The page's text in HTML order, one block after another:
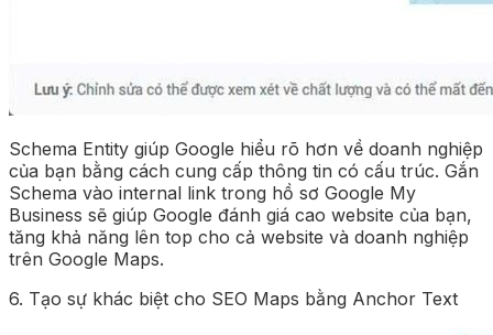
Schema Entity giúp Google hiểu rõ hơn về doanh nghiệp
của bạn bằng cách cung cấp thông tin có cấu trúc. Gắn
Schema vào internal link trong hồ sơ Google My
Business sẽ giúp Google đánh giá cao website của bạn,
tăng khả năng lên top cho cả website và doanh nghiệp
trên Google Maps.
6. Tạo sự khác biệt cho SEO Maps bằng Anchor Text